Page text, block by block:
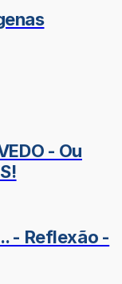
- Ou
- Reflexão -